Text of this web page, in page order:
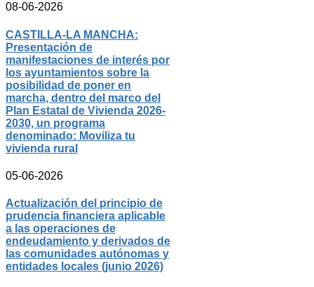
08-06-2026
CASTILLA-LA MANCHA:
Presentación de
manifestaciones de interés por
los ayuntamientos sobre la
posibilidad de poner en
marcha, dentro del marco del
Plan Estatal de Vivienda 2026-
2030, un programa
denominado: Moviliza tu
vivienda rural
05-06-2026
Actualización del principio de
prudencia financiera aplicable
a las operaciones de
endeudamiento y derivados de
las comunidades autónomas y
entidades locales (junio 2026)